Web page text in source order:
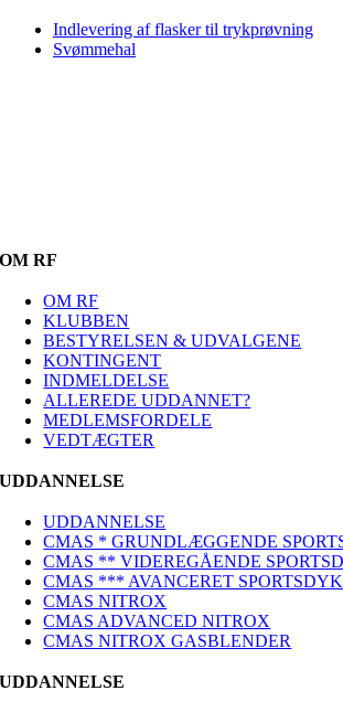
Indlevering af flasker til trykprøvning
Svømmehal
OM RF
OM RF
KLUBBEN
BESTYRELSEN & UDVALGENE
KONTINGENT
INDMELDELSE
ALLEREDE UDDANNET?
MEDLEMSFORDELE
VEDTÆGTER
UDDANNELSE
UDDANNELSE
CMAS * GRUNDLÆGGENDE
CMAS ** VIDEREGÅENDE
CMAS *** AVANCERET
CMAS NITROX
CMAS ADVANCED NITROX
CMAS NITROX GASBLENDER
UDDANNELSE